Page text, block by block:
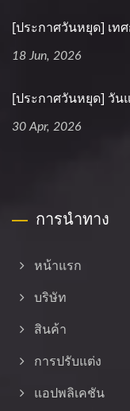
[ประกาศวันหยุด] เท
18 Jun, 2026
[ประกาศวันหยุด] วัน
30 Apr, 2026
การนำทาง
หน้าแรก
บริษัท
สินค้า
การปรับแต่ง
แอปพลิเคชัน